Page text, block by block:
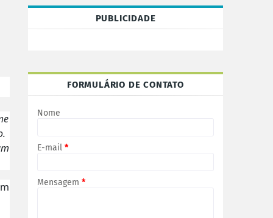
PUBLICIDADE
FORMULÁRIO DE CONTATO
Nome
E-mail *
Mensagem *